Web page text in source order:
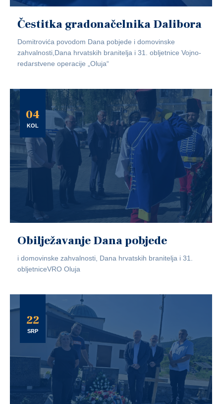
Čestitka gradonačelnika Dalibora
Domitrovića povodom Dana pobjede i domovinske
zahvalnosti,Dana hrvatskih branitelja i 31. obljetnice Vojno-
redarstvene operacije „Oluja“
04
KOL
Obilježavanje Dana pobjede
i domovinske zahvalnosti, Dana hrvatskih branitelja i 31.
obljetniceVRO Oluja
22
SRP